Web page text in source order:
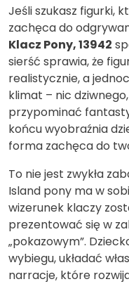
Jeśli szukasz figurki,
zachęca do
Klacz Pony, 13942
sierść sprawia, że
realistycznie, a
klimat – nic
przypominać
końcu wyobraźnia
forma zachęca do
To nie jest zwykła
Island pony ma w
wizerunek klaczy
prezentować się w
„pokazowym”.
wybiegu, układać
narracje, które